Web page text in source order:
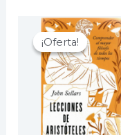
¡Oferta!
¡Oferta!